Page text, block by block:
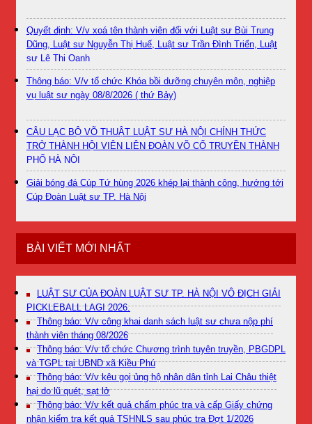
Quyết định: V/v xoá tên thành viên đối với Luật sư Bùi Trung
Dũng, Luật sư Nguyễn Thị Huế, Luật sư Trần Đình Triển, Luật
sư Lê Thị Oanh
Thông báo: V/v tổ chức Khóa bồi dưỡng chuyên môn, nghiệp
vụ luật sư ngày 08/8/2026 ( thứ Bảy)
CÂU LẠC BỘ VÕ THUẬT LUẬT SƯ HÀ NỘI CHÍNH THỨC
TRỞ THÀNH HỘI VIÊN LIÊN ĐOÀN VÕ CỔ TRUYỀN THÀNH
PHỐ HÀ NỘI
Giải bóng đá Cúp Tứ hùng 2026 khép lại thành công, hướng tới
Cúp Đoàn Luật sư TP. Hà Nội
BÀI VIẾT MỚI NHẤT
LUẬT SƯ CỦA ĐOÀN LUẬT SƯ TP. HÀ NỘI VÔ ĐỊCH GIẢI
PICKLEBALL LAGI 2026.
Thông báo: V/v công khai danh sách luật sư chưa nộp phí
thành viên tháng 08/2026
Thông báo: V/v tổ chức Chương trình tuyên truyền, PBGDPL
và TGPL tại UBND xã Kiều Phú
Thông báo: V/v kêu gọi ủng hộ nhân dân tỉnh Lai Châu thiệt
hại do lũ quét, sạt lở
Thông báo: V/v kết quả chấm phúc tra và cấp Giấy chứng
nhận kiểm tra kết quả TSHNLS sau phúc tra Đợt 1/2026